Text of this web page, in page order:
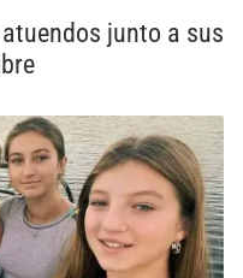
junto a sus